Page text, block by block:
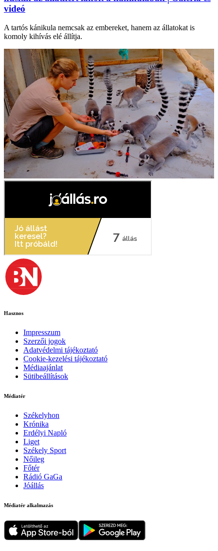
videó
A tartós kánikula nemcsak az embereket, hanem az állatokat is
komoly kihívás elé állítja.
Hasznos
Impresszum
Szerzői jogok
Adatvédelmi tájékoztató
Cookie-kezelési tájékoztató
Médiaajánlat
Sütibeállítások
Médiatér
Székelyhon
Krónika
Erdélyi Napló
Liget
Székely Sport
Nőileg
Főtér
Rádió GaGa
Jóállás
Médiatér alkalmazás